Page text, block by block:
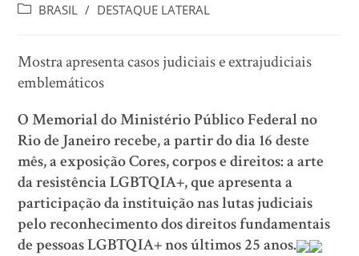
BRASIL / DESTAQUE LATERAL
Mostra apresenta casos judiciais e extrajudiciais
emblemáticos
O Memorial do Ministério Público Federal no
Rio de Janeiro recebe, a partir do dia 16 deste
mês, a exposição Cores, corpos e direitos: a arte
da resistência LGBTQIA+, que apresenta a
participação da instituição nas lutas judiciais
pelo reconhecimento dos direitos fundamentais
de pessoas LGBTQIA+ nos últimos 25 anos.